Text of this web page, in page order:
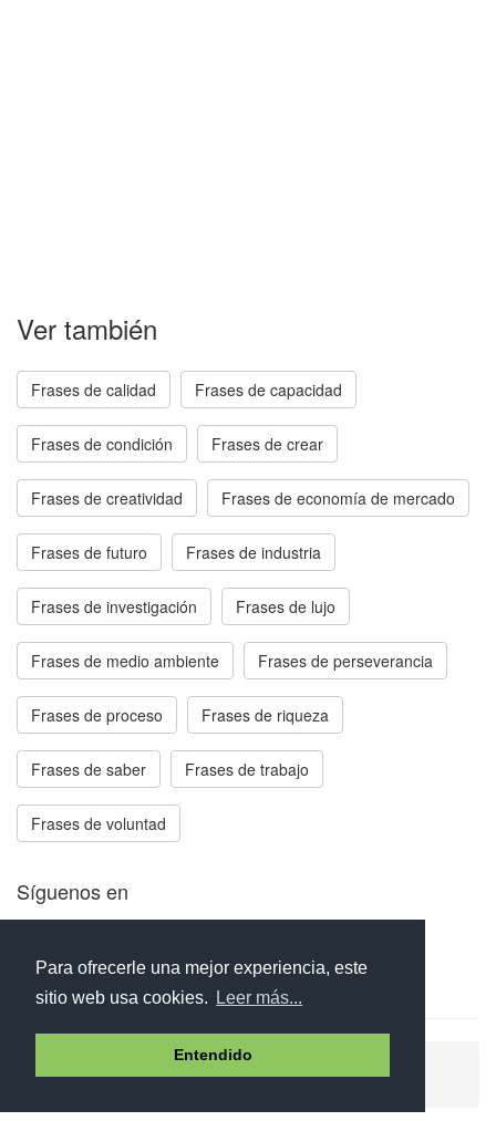
Para ofrecerle una mejor experiencia, este
sitio web usa cookies.
Leer más...
Entendido
Ver también
Frases de calidad Frases de capacidad
Frases de condición Frases de crear
Frases de creatividad Frases de economía de mercado
Frases de futuro Frases de industria
Frases de investigación Frases de lujo
Frases de medio ambiente Frases de perseverancia
Frases de proceso Frases de riqueza
Frases de saber Frases de trabajo
Frases de voluntad
Síguenos en
Aviso legal